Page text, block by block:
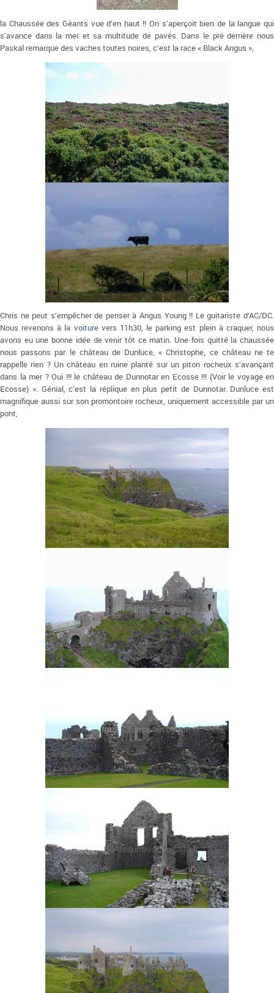
la Chaussée des Géants vue d’en haut !! On s’aperçoit bien de la langue qui
s’avance dans la mer et sa multitude de pavés. Dans le pré derrière nous
Paskal remarque des vaches toutes noires, c’est la race « Black Angus »,
Chris ne peut s’empêcher de penser à Angus Young !! Le guitariste d’AC/DC.
Nous revenons à la voiturevers 11h30, le parking est plein à craquer, nous
avons eu une bonne idée de venir tôt ce matin. Une fois quitté la chaussée
nous passons par le château de Dunluce, « Christophe, ce château ne te
rappelle rien ? Un château en ruine planté sur un piton rocheux s’avançant
dans la mer ? Oui !!! le château de Dunnotar en Ecosse !!! (Voir le voyage en
Ecosse) ». Génial, c’est la réplique en plus petit de Dunnotar. Dunluce est
magnifique aussi sur son promontoire rocheux, uniquement accessible par un
pont,